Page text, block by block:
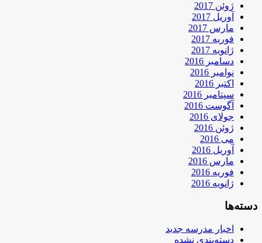
ژوئن 2017
آوریل 2017
مارس 2017
فوریه 2017
ژانویه 2017
دسامبر 2016
نوامبر 2016
اکتبر 2016
سپتامبر 2016
آگوست 2016
جولای 2016
ژوئن 2016
می 2016
آوریل 2016
مارس 2016
فوریه 2016
ژانویه 2016
دسته‌ها
اخبار مدرسه جدید
دسته‌بندی نشده